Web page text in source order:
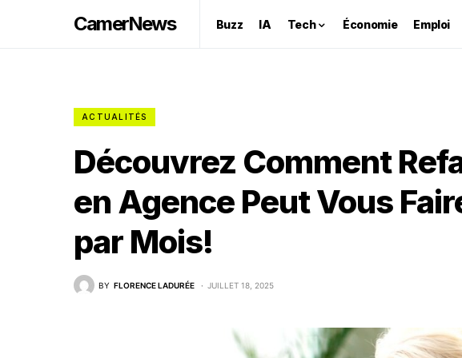
CamerNews Buzz IA Tech Économie Emploi
ACTUALITÉS
Découvrez Comment
en Agence Peut Vous
par Mois!
BY FLORENCE LADURÉE JUILLET 18, 2025